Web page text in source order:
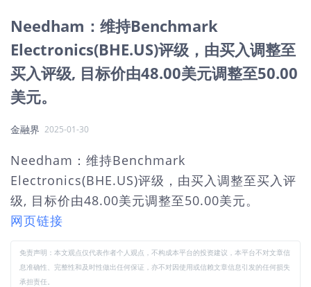
Needham：维持Benchmark
Electronics(BHE.US)评级，由买入调整至
买入评级, 目标价由48.00美元调整至50.00
美元。
金融界 2025-01-30
Needham：维持Benchmark
Electronics(BHE.US)评级，由买入调整至买入评
级, 目标价由48.00美元调整至50.00美元。
网页链接
免责声明：本文观点仅代表作者个人观点，不构成本平台的投资建议，本平台不对文章信
息准确性、完整性和及时性做出任何保证，亦不对因使用或信赖文章信息引发的任何损失
承担责任。